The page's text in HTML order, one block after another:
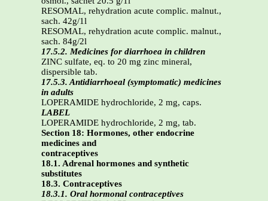
RESOMAL, rehydration acute complic. malnut.,
sach. 42g/1l
RESOMAL, rehydration acute complic. malnut.,
sach. 84g/2l
17.5.2. Medicines for diarrhoea in children
ZINC sulfate, eq. to 20 mg zinc mineral,
dispersible tab.
17.5.3. Antidiarrhoeal (symptomatic) medicines
in adults
LOPERAMIDE hydrochloride, 2 mg, caps.
LABEL
LOPERAMIDE hydrochloride, 2 mg, tab.
Section 18: Hormones, other endocrine
medicines and
contraceptives
18.1. Adrenal hormones and synthetic
substitutes
18.3. Contraceptives
18.3.1. Oral hormonal contraceptives